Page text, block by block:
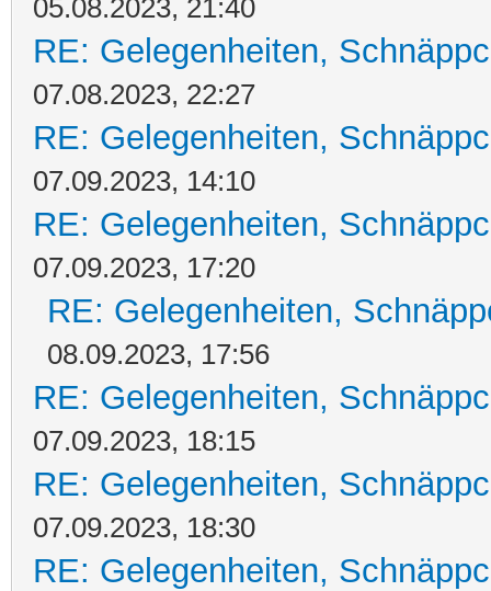
05.08.2023, 21:40
RE: Gelegenheiten,
07.08.2023, 22:27
RE: Gelegenheiten,
07.09.2023, 14:10
RE: Gelegenheiten,
07.09.2023, 17:20
RE: Gelegenheiten,
08.09.2023, 17:56
RE: Gelegenheiten,
07.09.2023, 18:15
RE: Gelegenheiten,
07.09.2023, 18:30
RE: Gelegenheiten,